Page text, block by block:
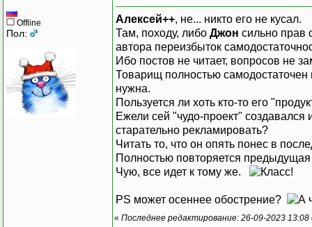
Offline
Пол:
Алексей++, не... никто его не кусал.
Там, походу, либо Джон сильно прав
автора переизбыток
Ибо постов не читает, вопросов не
Товарищ полностью самодостаточен
нужна.
Пользуется ли хоть кто-то его
Ежели сей "чудо-проект" создавался
старательно рекламировать?
Читать то, что он опять понес в
Полностью повторяется
Чую, все идет к тому же.
PS может осеннее обострение?
« Последнее редактирование: 26-09-2023